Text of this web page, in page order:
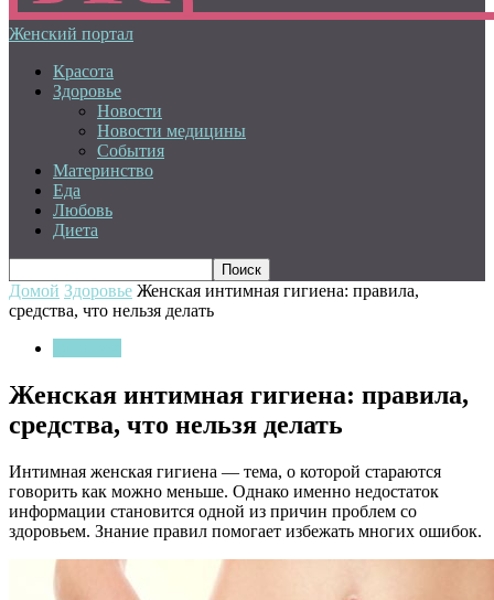
Женский портал
Красота
Здоровье
Новости
Новости медицины
События
Материнство
Еда
Любовь
Диета
Домой Здоровье Женская интимная гигиена: правила,
средства, что нельзя делать
Женская интимная гигиена: правила,
средства, что нельзя делать
Интимная женская гигиена — тема, о которой стараются
говорить как можно меньше. Однако именно недостаток
информации становится одной из причин проблем со
здоровьем. Знание правил помогает избежать многих ошибок.